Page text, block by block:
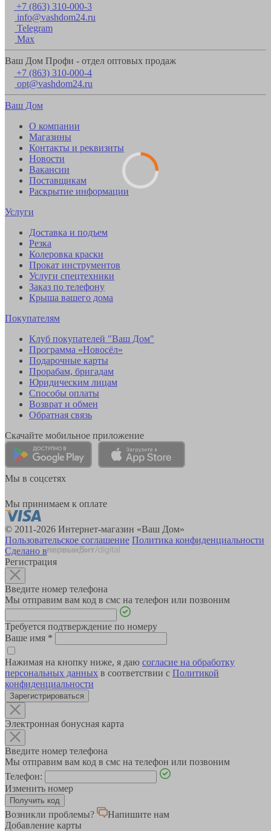
+7 (863) 310-000-3
info@vashdom24.ru
Telegram
Max
Ваш Дом Профи - отдел оптовых продаж
+7 (863) 310-000-4
opt@vashdom24.ru
Ваш Дом
О компании
Магазины
Контакты и реквизиты
Новости
Вакансии
Поставщикам
Раскрытие информации
Услуги
Доставка и подъем
Резка
Колеровка краски
Прокат инструментов
Услуги спецтехники
Заказ по телефону
Крыша вашего дома
Покупателям
Клуб покупателей "Ваш Дом"
Программа «Новосёл»
Подарочные карты
Прорабам, бригадам
Юридическим лицам
Способы оплаты
Возврат и обмен
Обратная связь
Скачайте мобильное приложение
Мы в соцсетях
Мы принимаем к оплате
© 2011-2026 Интернет-магазин «Ваш Дом»
Пользовательское соглашение Политика конфиденциальности
Сделано в
Регистрация
Введите номер телефона
Мы отправим вам код в смс на телефон или позвоним
Требуется подтверждение по номеру
Ваше имя *
Нажимая на кнопку ниже, я даю согласие на обработку
персональных данных в соответствии с Политикой
конфиденциальности
Зарегистрироваться
Электронная бонусная карта
Введите номер телефона
Мы отправим вам код в смс на телефон или позвоним
Телефон:
Изменить номер
Возникли проблемы?
Напишите нам
Добавление карты